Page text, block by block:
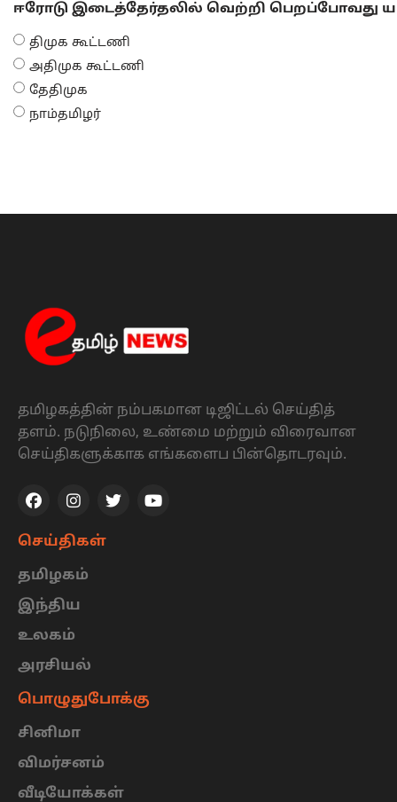
ஈரோடு இடைத்தேர்தலில் வெற்றி பெறப்போவது
திமுக கூட்டணி
அதிமுக கூட்டணி
தேதிமுக
நாம்தமிழர்
தமிழகத்தின் நம்பகமான டிஜிட்டல் செய்தித்
தளம். நடுநிலை, உண்மை மற்றும் விரைவான
செய்திகளுக்காக எங்களைப பின்தொடரவும்.
செய்திகள்
தமிழகம்
இந்திய
உலகம்
அரசியல்
பொழுதுபோக்கு
சினிமா
விமர்சனம்
வீடியோக்கள்